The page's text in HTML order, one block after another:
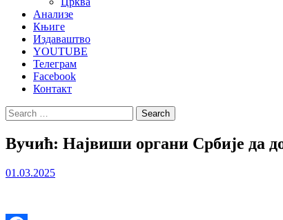
Анализе
Књиге
Издаваштво
YOUTUBE
Телеграм
Facebook
Контакт
Search
for:
Вучић: Највиши органи Србије да
01.03.2025